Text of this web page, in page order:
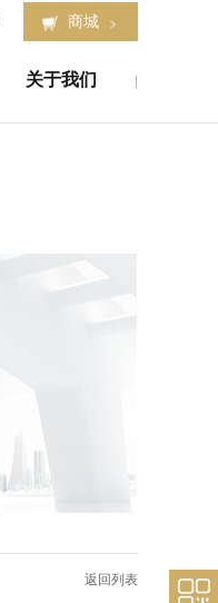
商城
关于我们
关于我们
返回列表